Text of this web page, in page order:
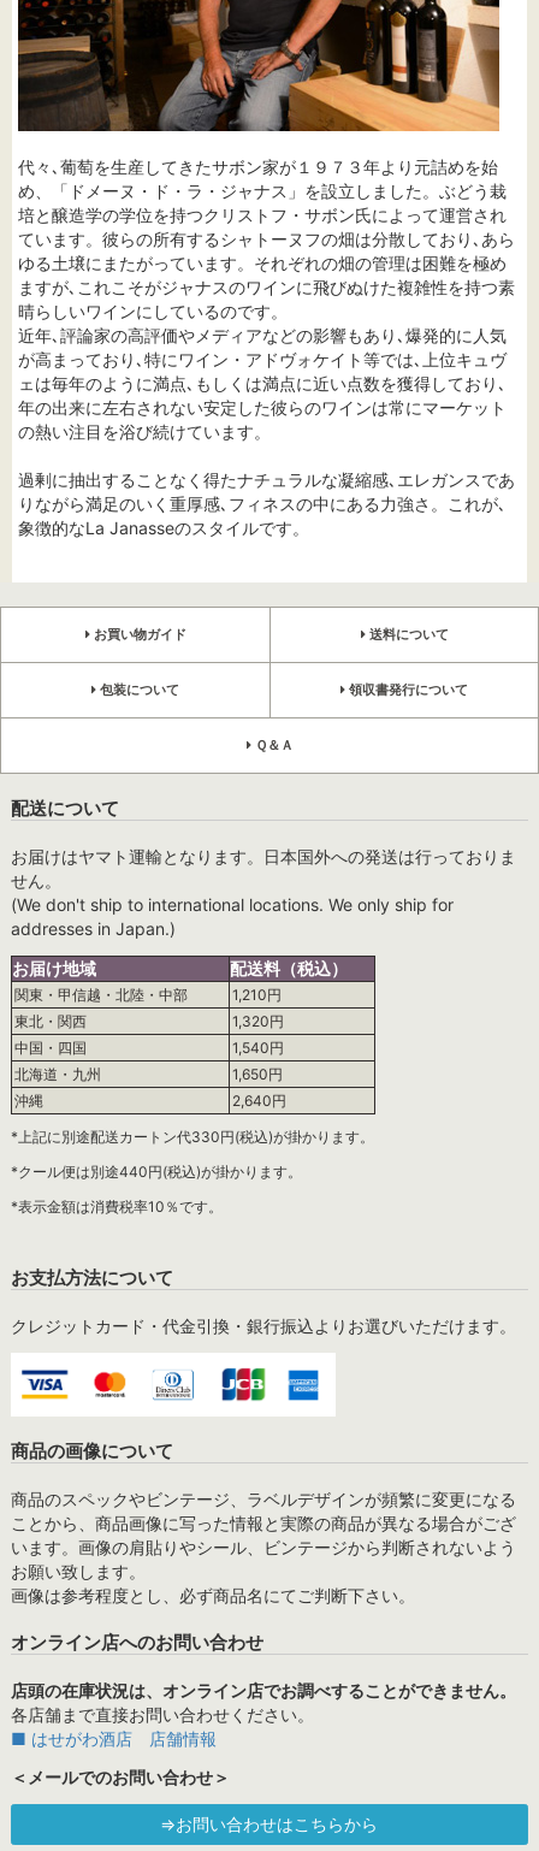
代々､葡萄を生産してきたサボン家が１９７３年より元詰めを始
め、「ドメーヌ・ド・ラ・ジャナス」を設立しました。ぶどう栽
培と醸造学の学位を持つクリストフ・サボン氏によって運営され
ています。彼らの所有するシャトーヌフの畑は分散しており､あら
ゆる土壌にまたがっています。それぞれの畑の管理は困難を極め
ますが､これこそがジャナスのワインに飛びぬけた複雑性を持つ素
晴らしいワインにしているのです。
近年､評論家の高評価やメディアなどの影響もあり､爆発的に人気
が高まっており､特にワイン・アドヴォケイト等では､上位キュヴ
ェは毎年のように満点､もしくは満点に近い点数を獲得しており､
年の出来に左右されない安定した彼らのワインは常にマーケット
の熱い注目を浴び続けています。
過剰に抽出することなく得たナチュラルな凝縮感､エレガンスであ
りながら満足のいく重厚感､フィネスの中にある力強さ。これが､
象徴的なLa Janasseのスタイルです。
お買い物ガイド 送料について
包装について 領収書発行について
Ｑ＆Ａ
配送について
お届けはヤマト運輸となります。日本国外への発送は行っておりま
せん。
(We don't ship to international locations. We only ship for
addresses in Japan.)
お届け地域
配送料（税込）
関東・甲信越・北陸・中部
1,210円
東北・関西
1,320円
中国・四国
1,540円
北海道・九州
1,650円
沖縄
2,640円
*上記に別途配送カートン代330円(税込)が掛かります。
*クール便は別途440円(税込)が掛かります。
*表示金額は消費税率10％です。
お支払方法について
クレジットカード・代金引換・銀行振込よりお選びいただけます。
商品の画像について
商品のスペックやビンテージ、ラベルデザインが頻繁に変更になる
ことから、商品画像に写った情報と実際の商品が異なる場合がござ
います。画像の肩貼りやシール、ビンテージから判断されないよう
お願い致します。
画像は参考程度とし、必ず商品名にてご判断下さい。
オンライン店へのお問い合わせ
店頭の在庫状況は、オンライン店でお調べすることができません。
各店舗まで直接お問い合わせください。
■ はせがわ酒店 店舗情報
＜メールでのお問い合わせ＞
⇒お問い合わせはこちらから